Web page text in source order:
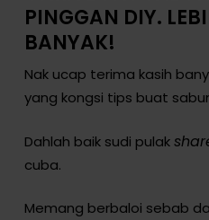
PINGGAN DIY.
BANYAK!
Nak ucap terima kasih
yang kongsi tips buat
Dahlah baik sudi pulak
cuba.
Memang berbaloi sebab